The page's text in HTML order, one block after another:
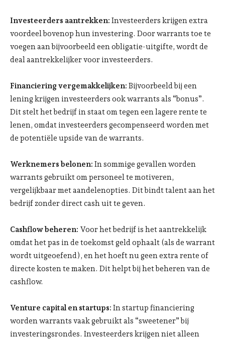
Investeerders aantrekken: Investeerders krijgen extra
voordeel bovenop hun investering. Door warrants toe te
voegen aan bijvoorbeeld een obligatie-uitgifte, wordt de
deal aantrekkelijker voor investeerders.
Financiering vergemakkelijken: Bijvoorbeeld bij een
lening krijgen investeerders ook warrants als “bonus”.
Dit stelt het bedrijf in staat om tegen een lagere rente te
lenen, omdat investeerders gecompenseerd worden met
de potentiële upside van de warrants.
Werknemers belonen: In sommige gevallen worden
warrants gebruikt om personeel te motiveren,
vergelijkbaar met aandelenopties. Dit bindt talent aan het
bedrijf zonder direct cash uit te geven.
Cashflow beheren: Voor het bedrijf is het aantrekkelijk
omdat het pas in de toekomst geld ophaalt (als de warrant
wordt uitgeoefend), en het hoeft nu geen extra rente of
directe kosten te maken. Dit helpt bij het beheren van de
cashflow.
Venture capital en startups: In startup financiering
worden warrants vaak gebruikt als “sweetener” bij
investeringsrondes. Investeerders krijgen niet alleen